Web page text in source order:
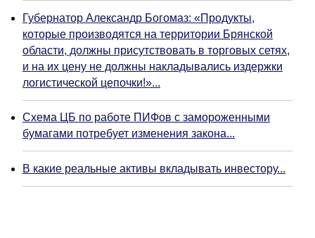
Губернатор Александр Богомаз: «Продукты,
которые производятся на территории Брянской
области, должны присутствовать в торговых сетях,
и на их цену не должны накладывались издержки
логистической цепочки!»...
Схема ЦБ по работе ПИФов с замороженными
бумагами потребует изменения закона...
В какие реальные активы вкладывать инвестору...